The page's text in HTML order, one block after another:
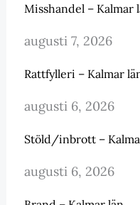
Misshandel – Kalmar
augusti 7, 2026
Rattfylleri – Kalmar
augusti 6, 2026
Stöld/inbrott –
augusti 6, 2026